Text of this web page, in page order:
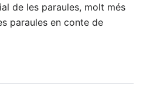
de les paraules, molt més
paraules en conte de